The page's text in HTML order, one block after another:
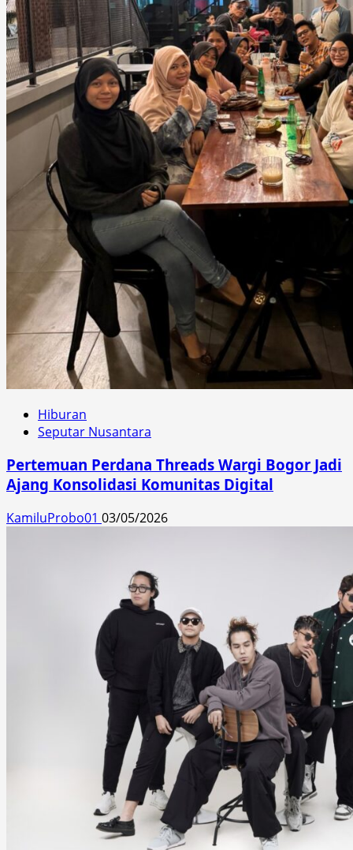
Hiburan
Seputar Nusantara
Pertemuan Perdana Threads Wargi Bogor Jadi
Ajang Konsolidasi Komunitas Digital
KamiluProbo01 03/05/2026